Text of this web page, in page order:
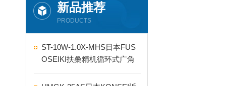
新品推荐
PRODUCTS
ST-10W-1.0X-MHS日本FUS
OSEIKI扶桑精机循环式广角
自动喷嘴